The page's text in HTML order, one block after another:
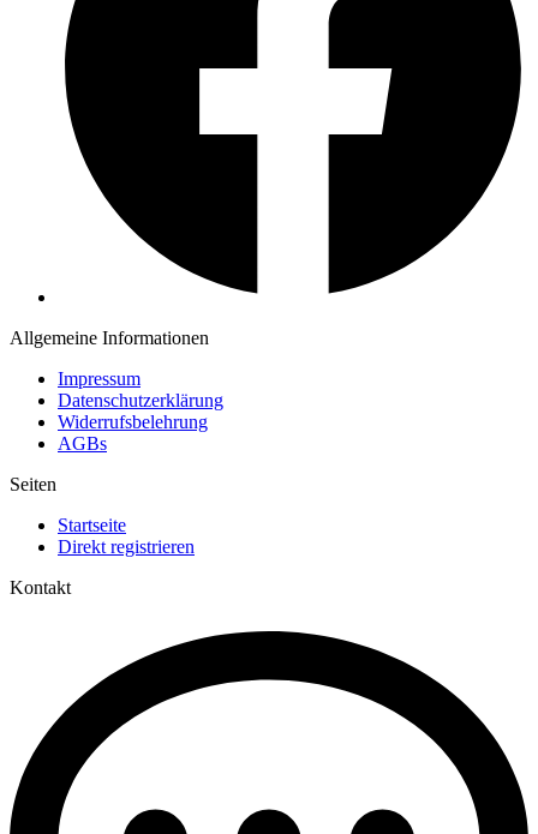
Allgemeine Informationen
Impressum
Datenschutzerklärung
Widerrufsbelehrung
AGBs
Seiten
Startseite
Direkt registrieren
Kontakt